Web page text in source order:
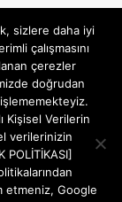
sizlere daha iyi
çalışmasını
çerezler
doğrudan
Kişisel Verilerin
verilerinizin
POLİTİKASI]
etmeniz, Google